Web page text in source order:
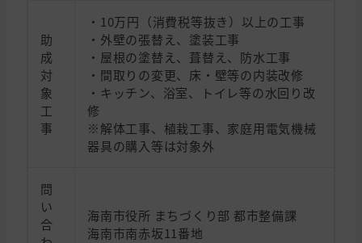
助
成
対
象
工
事
・10万円（消費税等抜き）以上の工事
・外壁の張替え、塗装工事
・屋根の塗替え、葺替え、防水工事
・間取りの変更、床・壁等の内装改修
・キッチン、浴室、トイレ等の水回り改
修
※解体工事、植栽工事、家庭用電気機械
器具の購入等は対象外
問
い
合
海南市役所 まちづくり部 都市整備課
海南市南赤坂11番地